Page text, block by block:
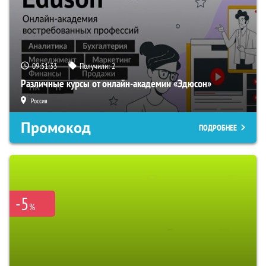
09:51:32 Получили:2
Различные курсы от онлайн-академии «Эдюсон»
Россия
Промокод ПОДРОБНЕЕ
-5%